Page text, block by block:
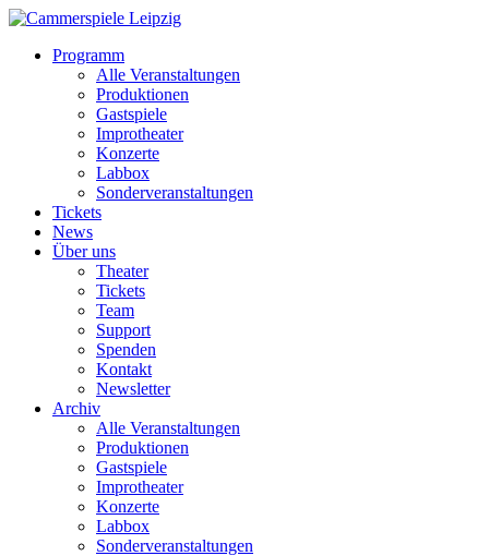
Programm
Alle Veranstaltungen
Produktionen
Gastspiele
Improtheater
Konzerte
Labbox
Sonderveranstaltungen
Tickets
News
Über uns
Theater
Tickets
Team
Support
Spenden
Kontakt
Newsletter
Archiv
Alle Veranstaltungen
Produktionen
Gastspiele
Improtheater
Konzerte
Labbox
Sonderveranstaltungen